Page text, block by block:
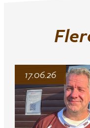
17.06.26